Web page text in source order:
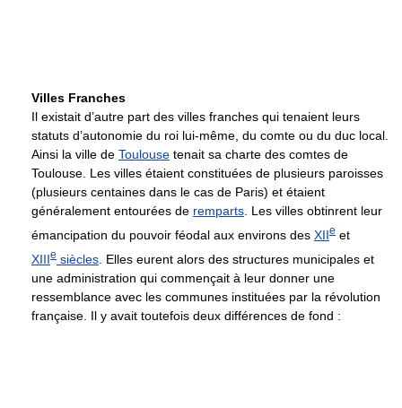
Villes Franches
Il existait d’autre part des villes franches qui tenaient leurs
statuts d’autonomie du roi lui-même, du comte ou du duc local.
Ainsi la ville de Toulouse tenait sa charte des comtes de
Toulouse. Les villes étaient constituées de plusieurs paroisses
(plusieurs centaines dans le cas de Paris) et étaient
généralement entourées de remparts. Les villes obtinrent leur
émancipation du pouvoir féodal aux environs des XIIe et
XIIIe siècles . Elles eurent alors des structures municipales et
une administration qui commençait à leur donner une
ressemblance avec les communes instituées par la révolution
française. Il y avait toutefois deux différences de fond :